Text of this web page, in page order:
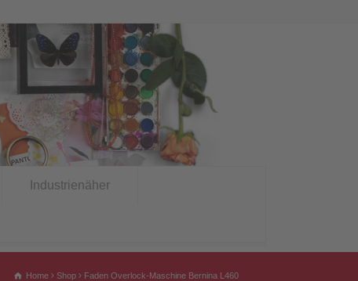
Industrienäher
Home Shop Faden Overlock-Maschine Bernina L460